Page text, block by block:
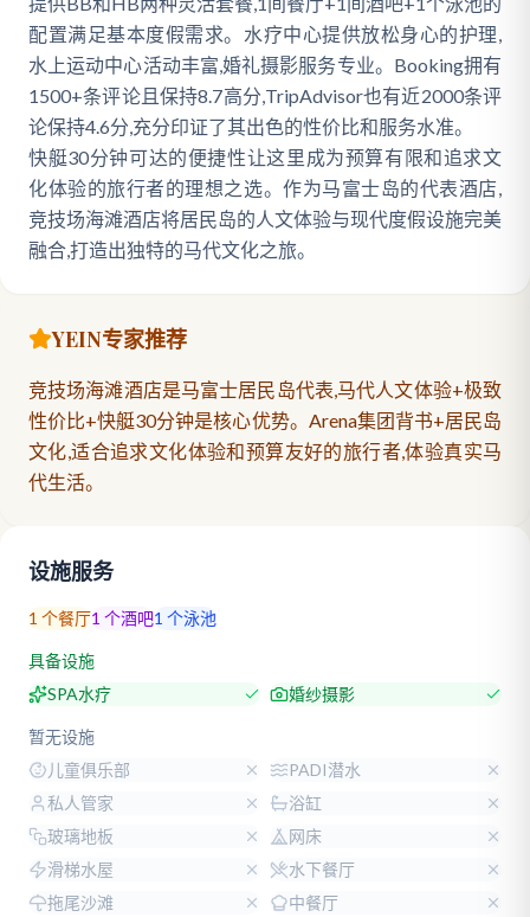
配置满足基本度假需求。水疗中心提供放松身心的护理,
水上运动中心活动丰富,婚礼摄影服务专业。Booking拥有
1500+条评论且保持8.7高分,TripAdvisor也有近2000条评
论保持4.6分,充分印证了其出色的性价比和服务水准。
快艇30分钟可达的便捷性让这里成为预算有限和追求文
化体验的旅行者的理想之选。作为马富士岛的代表酒店,
竞技场海滩酒店将居民岛的人文体验与现代度假设施完美
融合,打造出独特的马代文化之旅。
YEIN专家推荐
竞技场海滩酒店是马富士居民岛代表,马代人文体验+极致
性价比+快艇30分钟是核心优势。Arena集团背书+居民岛
文化,适合追求文化体验和预算友好的旅行者,体验真实马
代生活。
设施服务
1 个餐厅1 个酒吧1 个泳池
具备设施
SPA水疗 婚纱摄影
暂无设施
儿童俱乐部
PADI潜水
私人管家
浴缸
玻璃地板
网床
滑梯水屋
水下餐厅
拖尾沙滩
中餐厅